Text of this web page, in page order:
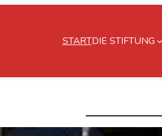
STARTDIE STIFTUNG